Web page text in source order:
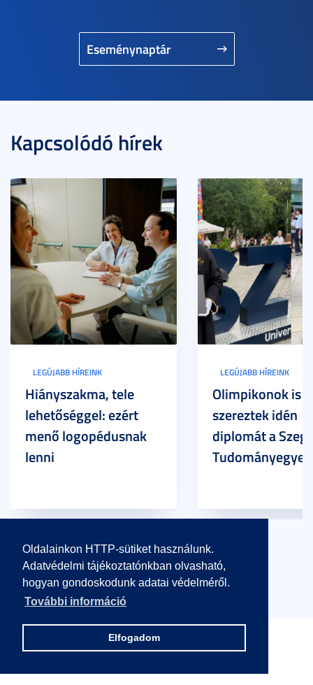
Oldalainkon HTTP-sütiket használunk.
Adatvédelmi tájékoztatónkban olvasható,
hogyan gondoskodunk adatai védelméről.
További információ
Elfogadom
Eseménynaptár
Kapcsolódó hírek
Eseménynaptár
LEGÚJABB HÍREINK
Hiányszakma, tele
lehetőséggel: ezért
menő logopédusnak
lenni
LEGÚJABB HÍREINK
Olimpikonok is
szereztek idén
diplomát a
Hasznos linkek